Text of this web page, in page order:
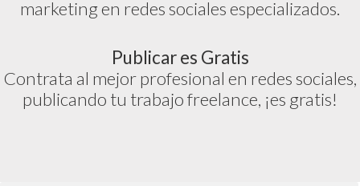
marketing en redes sociales especializados.
Publicar es Gratis
Contrata al mejor profesional en redes sociales,
publicando tu trabajo freelance, ¡es gratis!